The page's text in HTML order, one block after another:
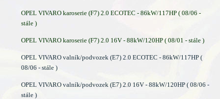
OPEL VIVARO karoserie (F7) 2.0 ECOTEC - 86kW/117HP ( 08/06 -
stále )
OPEL VIVARO karoserie (F7) 2.0 16V - 88kW/120HP ( 08/01 - stále )
OPEL VIVARO valník/podvozek (E7) 2.0 ECOTEC - 86kW/117HP (
08/06 - stále )
OPEL VIVARO valník/podvozek (E7) 2.0 16V - 88kW/120HP ( 08/06 -
stále )